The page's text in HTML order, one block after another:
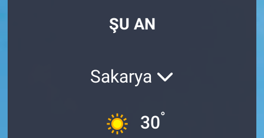
ŞU AN
Sakarya
30°
KÜLTÜR-SANAT